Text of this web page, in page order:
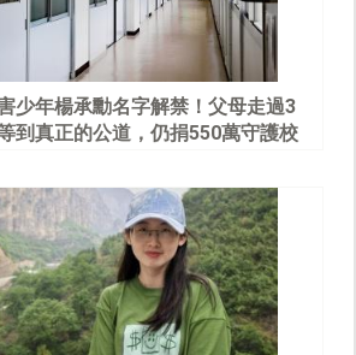
少年楊承勳名字解禁！父母走過3
到真正的公道，仍捐550萬守護校